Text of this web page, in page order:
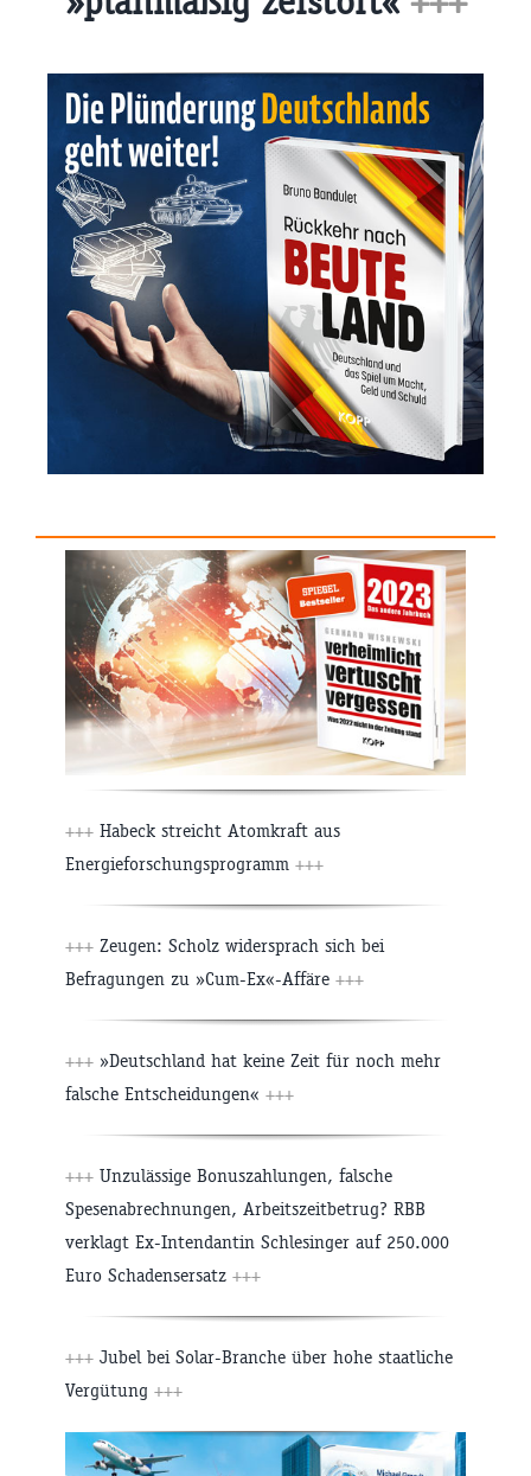
+++ Habeck streicht Atomkraft aus
Energieforschungsprogramm +++
+++ Zeugen: Scholz widersprach sich bei
Befragungen zu »Cum-Ex«-Affäre +++
+++ »Deutschland hat keine Zeit für noch mehr
falsche Entscheidungen« +++
+++ Unzulässige Bonuszahlungen, falsche
Spesenabrechnungen, Arbeitszeitbetrug? RBB
verklagt Ex-Intendantin Schlesinger auf 250.000
Euro Schadensersatz +++
+++ Jubel bei Solar-Branche über hohe staatliche
Vergütung +++